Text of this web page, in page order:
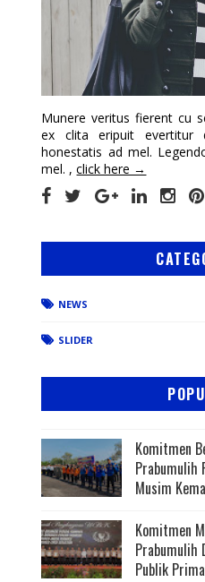
Munere veritus fierent cu
ex clita eripuit evertitur
honestatis ad mel.
mel. ,click here →
NEWS
SLIDER
Komitmen
Prabumulih
Musim
Komitmen
Prabumulih
Publik